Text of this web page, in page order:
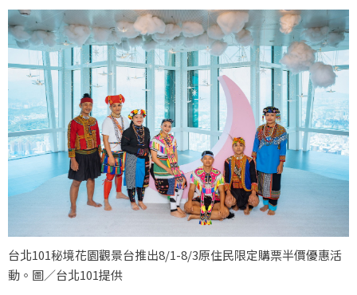
台北101秘境花園觀景台推出8/1-8/3原住民限定購票半價優惠活
動。圖／台北101提供